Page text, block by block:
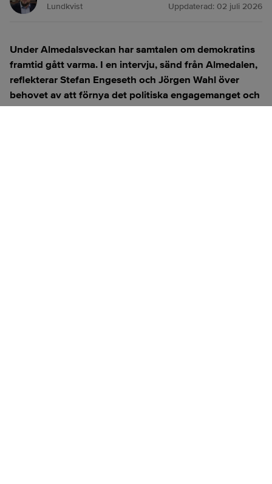
Lundkvist
Uppdaterad: 02 juli 2026
Under Almedalsveckan har samtalen om demokratins
framtid gått varma. I en intervju, sänd från Almedalen,
reflekterar Stefan Engeseth och Jörgen Wahl över
behovet av att förnya det politiska engagemanget och
hur modern teknik kan användas för att överbrygga